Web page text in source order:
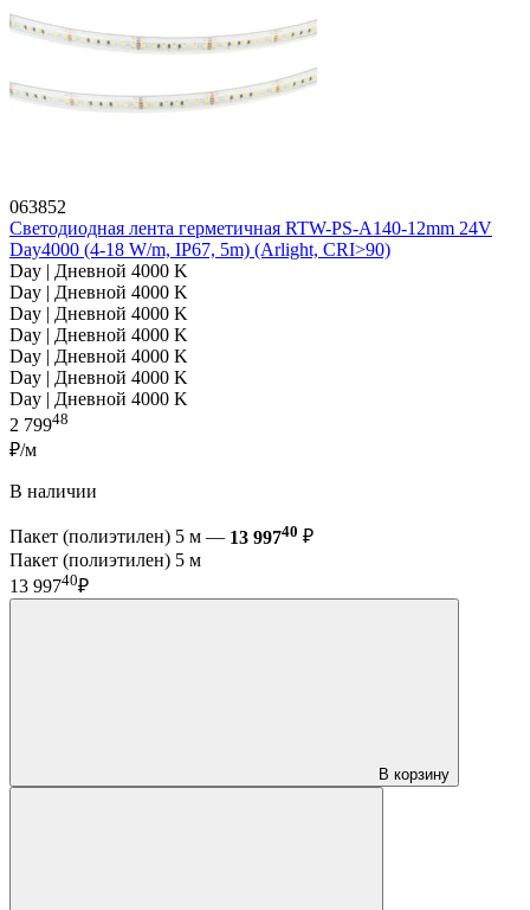
063852
Светодиодная лента герметичная RTW-PS-A140-12mm 24V
Day4000 (4-18 W/m, IP67, 5m) (Arlight, CRI>90)
Day | Дневной 4000 K
Day | Дневной 4000 K
Day | Дневной 4000 K
Day | Дневной 4000 K
Day | Дневной 4000 K
Day | Дневной 4000 K
Day | Дневной 4000 K
2 79948
₽/м
В наличии
Пакет (полиэтилен) 5 м — 13 99740 ₽
Пакет (полиэтилен) 5 м
13 99740₽
В корзину